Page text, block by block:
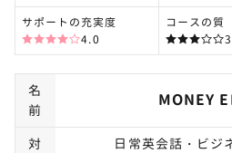
サポートの充実度
4.0
コースの質
名
前
MONEY
対
日常英会話・ビジ